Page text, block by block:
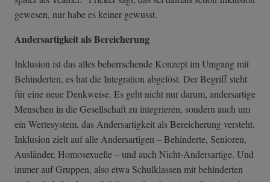
gewesen, nur habe es keiner gewusst.
Andersartigkeit als Bereicherung
Inklusion ist das alles beherrschende Konzept im Umgang mit
Behinderten, es hat die Integration abgelöst. Der Begriff steht
für eine neue Denkweise. Es geht nicht nur darum, andersartige
Menschen in die Gesellschaft zu integrieren, sondern auch um
ein Wertesystem, das Andersartigkeit als Bereicherung versteht.
Inklusion zielt auf alle Andersartigen – Behinderte, Senioren,
Ausländer, Homosexuelle – und auch Nicht-Andersartige. Und
immer auf Gruppen, also etwa Schulklassen mit behinderten